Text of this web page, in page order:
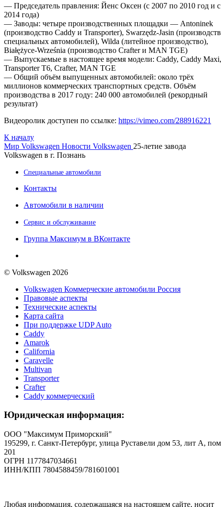
— Председатель правления: Йенс Оксен (с 2007 по 2010 год и с
2014 года)
— Заводы: четыре производственных площадки — Antoninek
(производство Caddy и Transporter), Swarzędz-Jasin
специальных автомобилей), Wilda (литейное производство),
Białężyce-Września (производство Crafter и MAN TGE)
— Выпускаемые в настоящее время модели: Caddy, Caddy Maxi,
Transporter T6, Crafter, MAN TGE
— Общий объём выпущенных автомобилей: около трёх
миллионов коммерческих транспортных средств. Объём
производства в 2017 году: 240 000 автомобилей (рекордный
результат)
Видеоролик доступен по ссылке: https://vimeo.com/288916221
К началу
Мир Volkswagen Новости Volkswagen 25-летие завода
Volkswagen в г. Познань
Специальные автомобили
Контакты
Автомобили в наличии
Сервис и обслуживание
Группа Максимум в ВКонтакте
© Volkswagen 2026
Volkswagen Коммерческие автомобили Россия
Правовые аспекты
Технические аспекты
Карта сайта
При поддержке UDP Auto
Caddy
Amarok
California
Caravelle
Multivan
Transporter
Crafter
Caddy коммерческий
Юридическая информация:
ООО "Максимум Приморский"
195299, г. Санкт-Петербург, улица Руставели дом 53, лит А,
201
ОГРН 1177847034661
ИНН/КПП 7804588459/781601001
Любая информация, содержащаяся на настоящем сайте, носит